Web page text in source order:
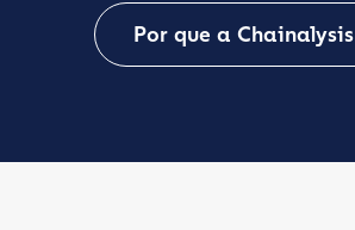
Por que a Chainalysis